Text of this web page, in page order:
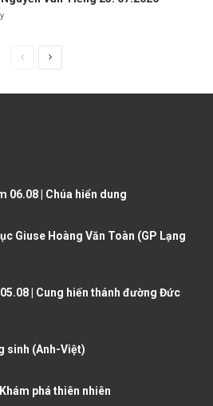
u
p
g
06.08 | Chúa hiển dung
Giuse Hoàng Văn Toàn (GP Lạng
| Cung hiến thánh đường Đức
sinh (Anh-Việt)
phá thiên nhiên